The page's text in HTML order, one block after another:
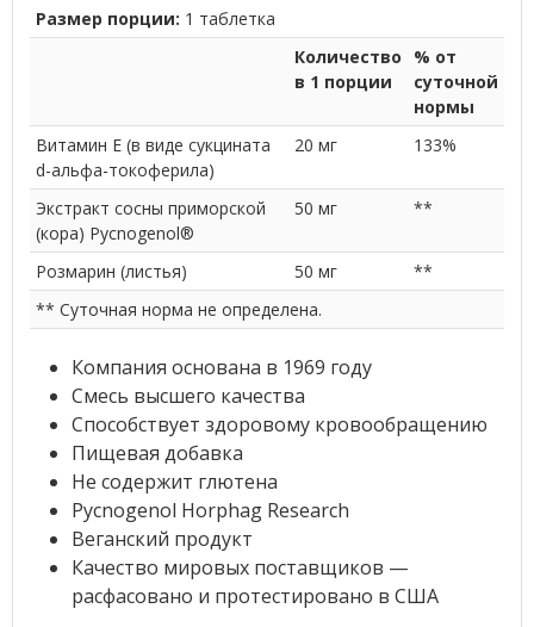
Размер порции: 1 таблетка
Количество
в 1 порции
% от
суточной
нормы
Витамин E (в виде сукцината
d-альфа-токоферила)
20 мг 133%
Экстракт сосны приморской
(кора) Pycnogenol®
50 мг **
Розмарин (листья) 50 мг
**
** Суточная норма не определена.
Компания основана в 1969 году
Смесь высшего качества
Способствует здоровому кровообращению
Пищевая добавка
Не содержит глютена
Pycnogenol Horphag Research
Веганский продукт
Качество мировых поставщиков —
расфасовано и протестировано в США